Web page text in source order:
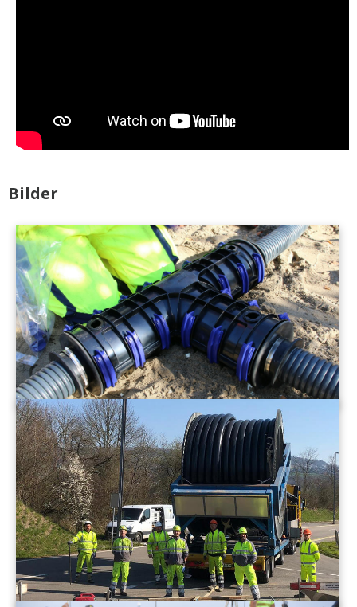
Bilder